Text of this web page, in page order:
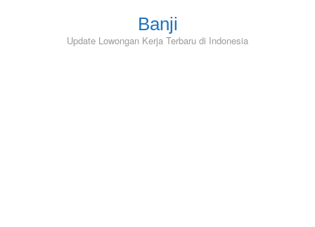
Banji
Update Lowongan Kerja Terbaru di Indonesia